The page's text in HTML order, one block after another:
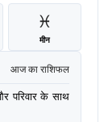
♓
मीन
आज का राशिफल
परिवार के साथ